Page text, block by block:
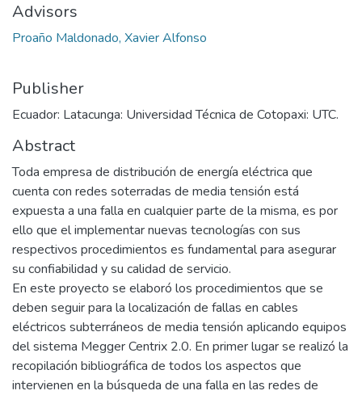
Advisors
Proaño Maldonado, Xavier Alfonso
Publisher
Ecuador: Latacunga: Universidad Técnica de Cotopaxi: UTC.
Abstract
Toda empresa de distribución de energía eléctrica que
cuenta con redes soterradas de media tensión está
expuesta a una falla en cualquier parte de la misma, es por
ello que el implementar nuevas tecnologías con sus
respectivos procedimientos es fundamental para asegurar
su confiabilidad y su calidad de servicio.
En este proyecto se elaboró los procedimientos que se
deben seguir para la localización de fallas en cables
eléctricos subterráneos de media tensión aplicando equipos
del sistema Megger Centrix 2.0. En primer lugar se realizó la
recopilación bibliográfica de todos los aspectos que
intervienen en la búsqueda de una falla en las redes de